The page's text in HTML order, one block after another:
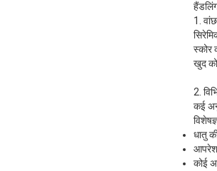
1.
स्कोर
खुद को
2.
कई
धातु
कोई